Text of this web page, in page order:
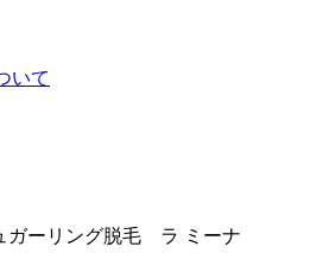
いて
ガーリング脱毛 ラ ミーナ